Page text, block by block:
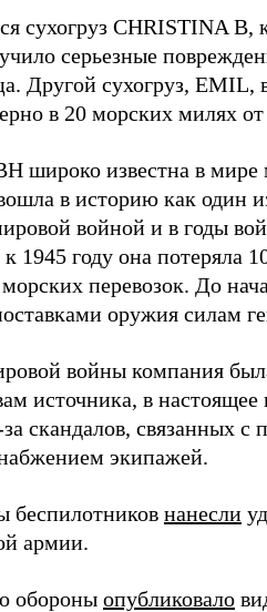
сухогруз CHRISTINA
серьезные
Другой сухогруз, EMIL,
в 20 морских милях от
широко известна в мире
в историю как один
войной и в годы
к 1945 году она потеряла
морских перевозок. До
оружия силам
войны компания
источника, в
скандалов, связанных с
экипажей.
беспилотников нанесли
армии.
обороны опубликовало